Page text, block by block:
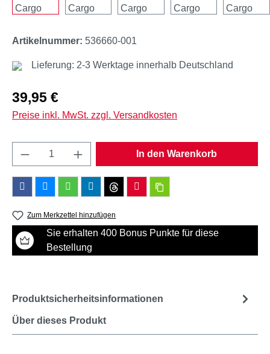
Artikelnummer: 536660-001
Lieferung: 2-3 Werktage innerhalb Deutschland
Regulärer Preis:
39,95 €
Preise inkl. MwSt. zzgl. Versandkosten
Produkt Anzahl: Gib den gewünschten
In den Warenkorb
Zum Merkzettel hinzufügen
Sie erhalten 400 Bonus Punkte für diese
Bestellung
Über dieses Produkt
Produktsicherheitsinformationen